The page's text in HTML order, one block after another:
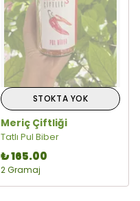
STOKTA YOK
Meriç Çiftliği
Tatlı Pul Biber
₺ 165.00
2 Gramaj